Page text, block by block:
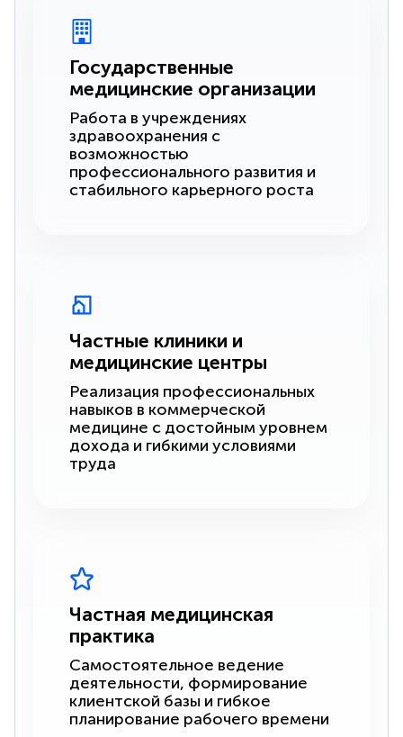
Государственные
медицинские организации
Работа в учреждениях
здравоохранения с
возможностью
профессионального развития и
стабильного карьерного роста
Частные клиники и
медицинские центры
Реализация профессиональных
навыков в коммерческой
медицине с достойным уровнем
дохода и гибкими условиями
труда
Частная медицинская
практика
Самостоятельное ведение
деятельности, формирование
клиентской базы и гибкое
планирование рабочего времени